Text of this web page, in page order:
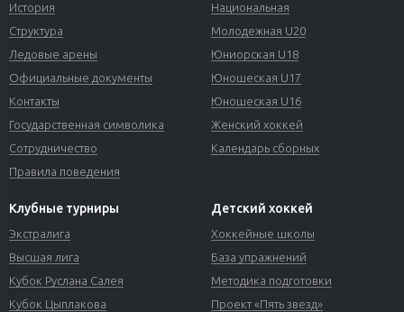
История
Структура
Ледовые арены
Официальные документы
Контакты
Государственная символика
Сотрудничество
Правила поведения
Национальная
Молодежная U20
Юниорская U18
Юношеская U17
Юношеская U16
Женский хоккей
Календарь сборных
Клубные турниры
Экстралига
Высшая лига
Кубок Руслана Салея
Кубок Цыплакова
Детский хоккей
Хоккейные школы
База упражнений
Методика подготовки
Проект «Пять звезд»